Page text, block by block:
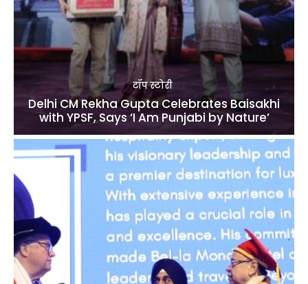
टॉप स्टोरी
Delhi CM Rekha Gupta Celebrates Baisakhi
with YPSF, Says ‘I Am Punjabi by Nature’